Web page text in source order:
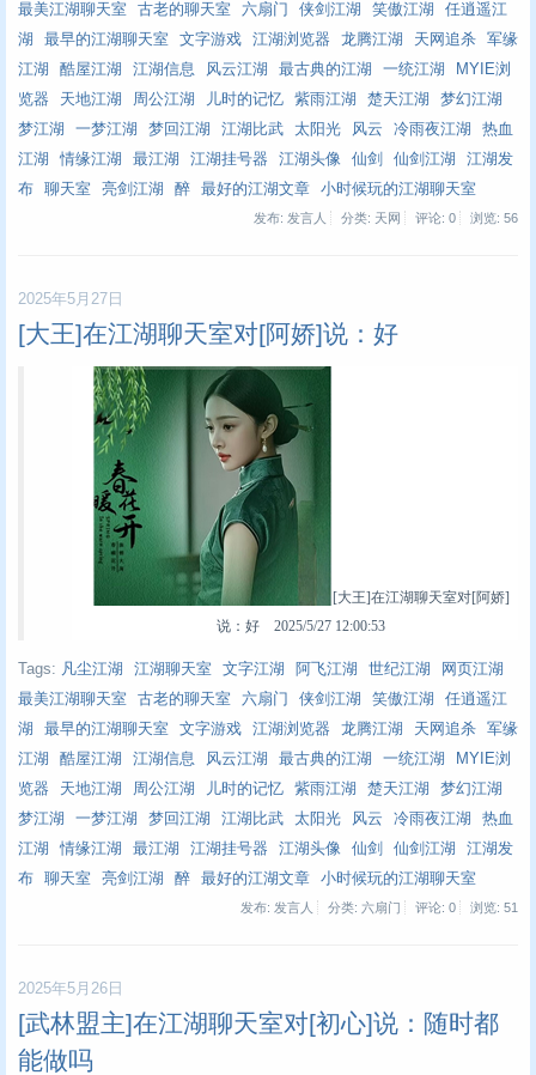
最美江湖聊天室
古老的聊天室 六扇门 侠剑江湖 笑傲江湖
任逍遥江
湖
最早的江湖聊天室 文字游戏 江湖浏览器 龙腾江湖 天网追杀
军缘
江湖
酷屋江湖 江湖信息 风云江湖 最古典的江湖 一统江湖
MYIE浏
览器
天地江湖 周公江湖 儿时的记忆 紫雨江湖 楚天江湖
梦幻江湖
梦江湖
一梦江湖 梦回江湖 江湖比武 太阳光 风云 冷雨夜江湖
热血
江湖
情缘江湖 最江湖 江湖挂号器 江湖头像 仙剑 仙剑江湖
江湖发
布
聊天室 亮剑江湖 醉 最好的江湖文章 小时候玩的江湖聊天室
发布: 发言人 分类: 天网 评论: 0 浏览: 56
2025年5月27日
[大王]在江湖聊天室对[阿娇]说：好
[大王]在江湖聊天室对[阿娇]
说：好 2025/5/27 12:00:53
Tags: 凡尘江湖 江湖聊天室 文字江湖 阿飞江湖 世纪江湖
网页江湖
最美江湖聊天室
古老的聊天室 六扇门 侠剑江湖 笑傲江湖
任逍遥江
湖
最早的江湖聊天室 文字游戏 江湖浏览器 龙腾江湖 天网追杀
军缘
江湖
酷屋江湖 江湖信息 风云江湖 最古典的江湖 一统江湖
MYIE浏
览器
天地江湖 周公江湖 儿时的记忆 紫雨江湖 楚天江湖
梦幻江湖
梦江湖
一梦江湖 梦回江湖 江湖比武 太阳光 风云 冷雨夜江湖
热血
江湖
情缘江湖 最江湖 江湖挂号器 江湖头像 仙剑 仙剑江湖
江湖发
布
聊天室 亮剑江湖 醉 最好的江湖文章 小时候玩的江湖聊天室
发布: 发言人 分类: 六扇门 评论: 0 浏览: 51
2025年5月26日
[武林盟主]在江湖聊天室对[初心]说：随时都
能做吗